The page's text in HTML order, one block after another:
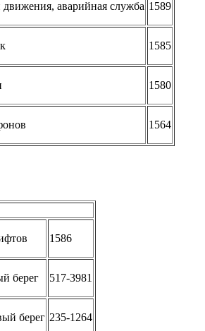
аварийная служба 1589
1585
1580
1564
1586
берег 517-3981
берег 235-1264